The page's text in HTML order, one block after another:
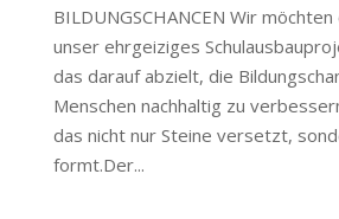
BILDUNGSCHANCEN Wir
unser ehrgeiziges
das darauf abzielt, die
Menschen nachhaltig zu
das nicht nur Steine versetzt,
formt.Der...